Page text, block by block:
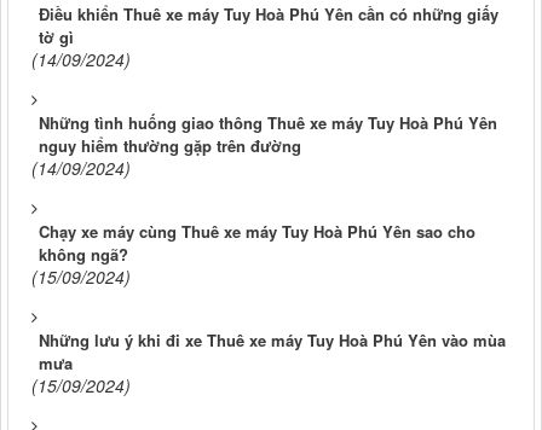
Điều khiển Thuê xe máy Tuy Hoà Phú Yên cần có những giấy
tờ gì
(14/09/2024)
Những tình huống giao thông Thuê xe máy Tuy Hoà Phú Yên
nguy hiểm thường gặp trên đường
(14/09/2024)
Chạy xe máy cùng Thuê xe máy Tuy Hoà Phú Yên sao cho
không ngã?
(15/09/2024)
Những lưu ý khi đi xe Thuê xe máy Tuy Hoà Phú Yên vào mùa
mưa
(15/09/2024)